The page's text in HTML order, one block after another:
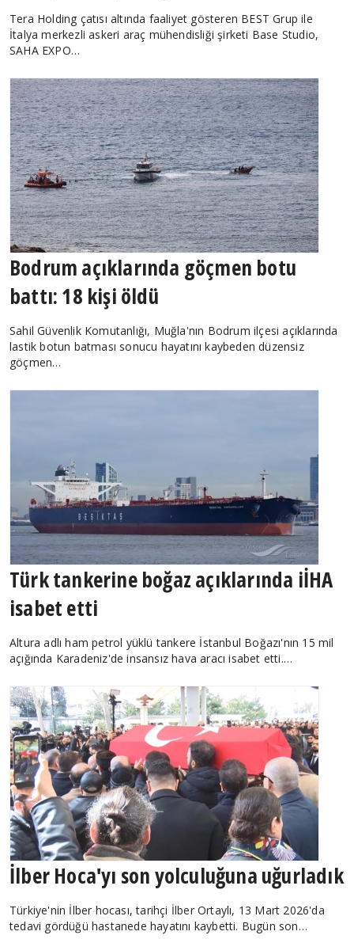
Tera Holding çatısı altında faaliyet gösteren BEST Grup ile
İtalya merkezli askeri araç mühendisliği şirketi Base Studio,
SAHA EXPO…
Bodrum açıklarında göçmen botu
battı: 18 kişi öldü
Sahil Güvenlik Komutanlığı, Muğla'nın Bodrum ilçesi açıklarında
lastik botun batması sonucu hayatını kaybeden düzensiz
göçmen…
Türk tankerine boğaz açıklarında iİHA
isabet etti
Altura adlı ham petrol yüklü tankere İstanbul Boğazı'nın 15 mil
açığında Karadeniz'de insansız hava aracı isabet etti.…
İlber Hoca'yı son yolculuğuna uğurladık
Türkiye'nin İlber hocası, tarihçi İlber Ortaylı, 13 Mart 2026'da
tedavi gördüğü hastanede hayatını kaybetti. Bugün son…